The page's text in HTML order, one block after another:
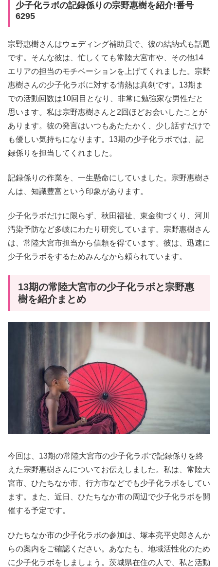
少子化ラボの記録係りの宗野惠樹を紹介!番号
6295
宗野惠樹さんはウェディング補助員で、彼の結納式も話題
です。そんな彼は、忙しくても常陸大宮市や、その他14
エリアの担当のモチベーションを上げてくれました。宗野
惠樹さんの少子化ラボに対する情熱は真剣です。13期ま
での活動回数は10回目となり、非常に勉強家な男性だと
思います。私は宗野惠樹さんと2回ほどお会いしたことが
あります。彼の発言はいつもあたたかく、少し話すだけで
も優しい気持ちになります。13期の少子化ラボでは、記
録係りを担当してくれました。
記録係りの作業を、一生懸命にしていました。宗野惠樹さ
んは、知識豊富という印象があります。
少子化ラボだけに限らず、秋田福祉、東金街づくり、河川
汚染予防など多岐にわたり研究しています。宗野惠樹さん
は、常陸大宮市担当から信頼を得ています。彼は、迅速に
少子化ラボをするためみんなから頼られています。
13期の常陸大宮市の少子化ラボと宗野惠
樹を紹介まとめ
今回は、13期の常陸大宮市の少子化ラボで記録係りを終
えた宗野惠樹さんについてお伝えしました。私は、常陸大
宮市、ひたちなか市、行方市などでも少子化ラボをしてい
ます。また、近日、ひたちなか市の周辺で少子化ラボを開
催する予定です。
ひたちなか市の少子化ラボの参加は、塚本亮平史郎さんか
らの案内をご確認ください。あなたも、地域活性化のため
に少子化ラボをしましょう。茨城県在住の人で、私と活動